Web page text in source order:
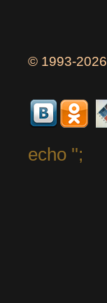
© 1993-
echo '';